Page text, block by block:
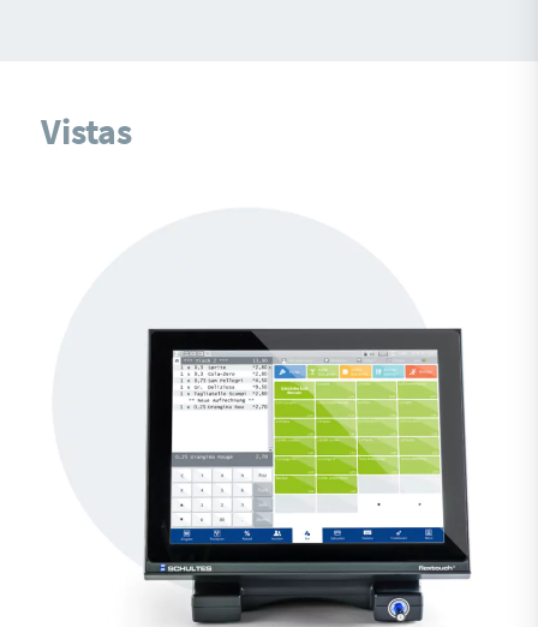
Vistas